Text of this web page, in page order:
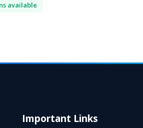
available
Important Links